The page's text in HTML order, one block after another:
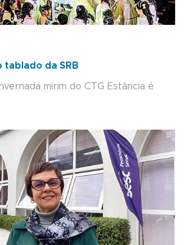
tablado da SRB
mirim do CTG Estância é